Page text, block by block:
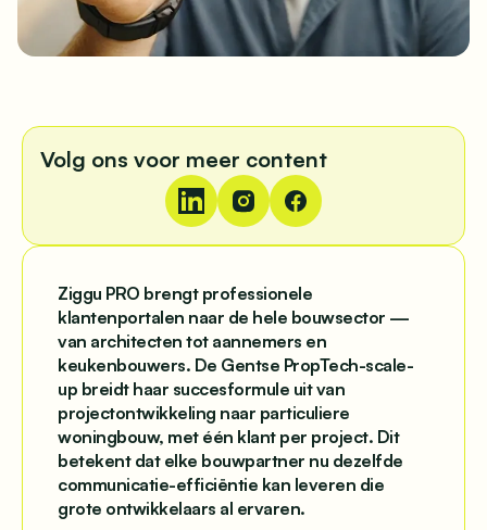
Volg ons voor meer content
Ziggu PRO brengt professionele
klantenportalen naar de hele bouwsector —
van architecten tot aannemers en
keukenbouwers. De Gentse PropTech-scale-
up breidt haar succesformule uit van
projectontwikkeling naar particuliere
woningbouw, met één klant per project. Dit
betekent dat elke bouwpartner nu dezelfde
communicatie-efficiëntie kan leveren die
grote ontwikkelaars al ervaren.